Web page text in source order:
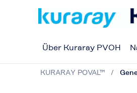
Über Kuraray PVOH
KURARAY POVAL™